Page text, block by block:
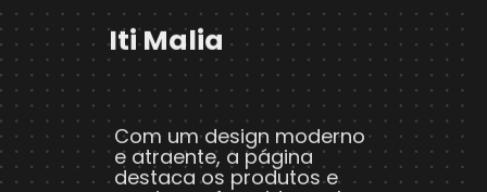
Iti Malia
Com um design moderno
e atraente, a página
destaca os produtos e
serviços oferecidos pela
empresa, como também,